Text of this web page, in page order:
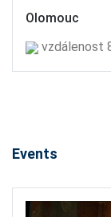
Olomouc
vzdálenost
Events